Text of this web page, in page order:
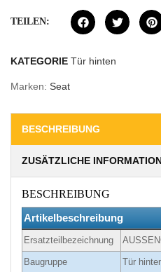
TEILEN:
KATEGORIE Tür hinten
Marken: Seat
BESCHREIBUNG
ZUSÄTZLICHE
BESCHREIBUNG
Artikelbeschreibung
Ersatzteilbezeichnung
Baugruppe Tür